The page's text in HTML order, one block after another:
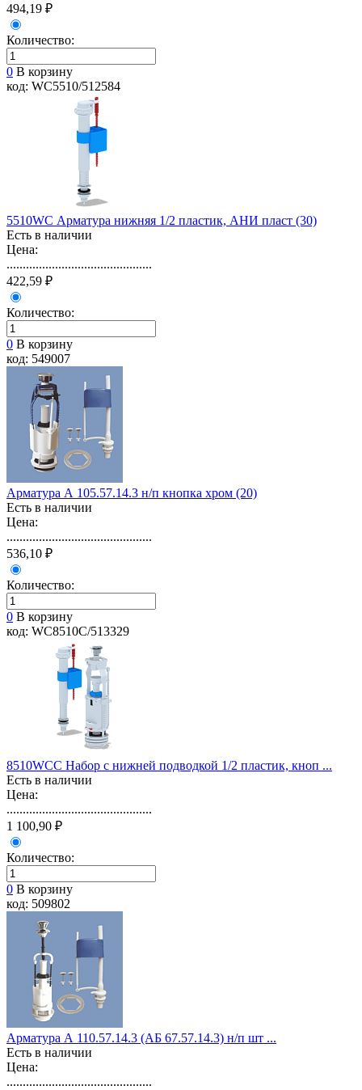
494,19 ₽
Количество:
0 В корзину
код: WC5510/512584
5510WC Арматура нижняя 1/2 пластик, АНИ пласт (30)
Есть в наличии
Цена:
.............................................
422,59 ₽
Количество:
0 В корзину
код: 549007
Арматура А 105.57.14.3 н/п кнопка хром (20)
Есть в наличии
Цена:
.............................................
536,10 ₽
Количество:
0 В корзину
код: WC8510С/513329
8510WCС Набор с нижней подводкой 1/2 пластик, кноп ...
Есть в наличии
Цена:
.............................................
1 100,90 ₽
Количество:
0 В корзину
код: 509802
Арматура А 110.57.14.3 (АБ 67.57.14.3) н/п шт ...
Есть в наличии
Цена:
.............................................